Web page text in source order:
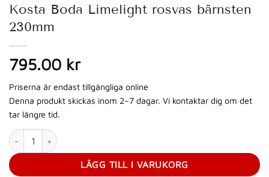
Kosta Boda Limelight rosvas bärnsten
230mm
795.00 kr
Priserna är endast tillgängliga online
Denna produkt skickas inom 2–7 dagar. Vi kontaktar dig om det
tar längre tid.
Kosta Boda Limelight rosvas bärnsten 230mm mängd
LÄGG TILL I VARUKORG